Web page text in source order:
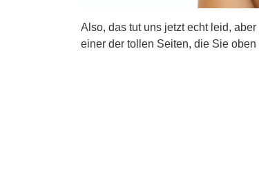
Also, das tut uns jetzt echt leid,
einer der tollen Seiten, die Sie